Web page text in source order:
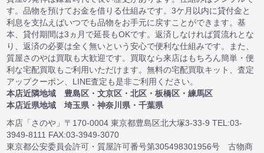
す。品物を預けてお金を借りる仕組みです。3ケ月以内に貸付金と
利息を支払えばいつでも品物をお手元に戻すことができます。基
本、貸付期間は3ヵ月で延長もOKです。返済しなければ質流れとな
り、返済の必要は全く無いという安心で便利な仕組みです。また、
質屋さのやは買取も大歓迎です。買取なら来店はもちろん簡単・便
利な宅配買取もご利用いただけます。無料の宅配買取キット、査定
アップクーポン、LINE査定も是非ご利用ください。
本店近隣地域 豊島区・文京区・北区・板橋区・練馬区
本店近県地域 埼玉県・神奈川県・千葉県
本店「さのや」〒170-0004 東京都豊島区北大塚3-33-9 TEL:03-
3949-8111 FAX:03-3949-3070
東京都公安委員会許可・質屋許可番号第305498301956号 古物商